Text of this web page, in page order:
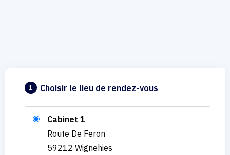
1 Choisir le lieu de rendez-vous
Cabinet 1
Route De Feron
59212 Wignehies